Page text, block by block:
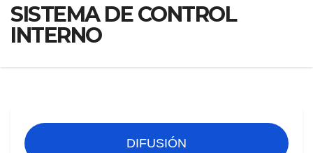
SISTEMA DE CONTROL
INTERNO
DIFUSIÓN